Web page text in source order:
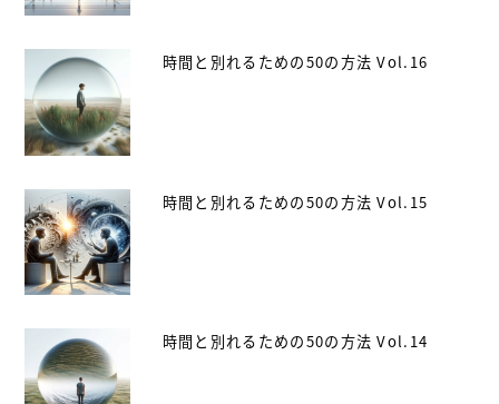
時間と別れるための50の方法 Vol.16
時間と別れるための50の方法 Vol.15
時間と別れるための50の方法 Vol.14